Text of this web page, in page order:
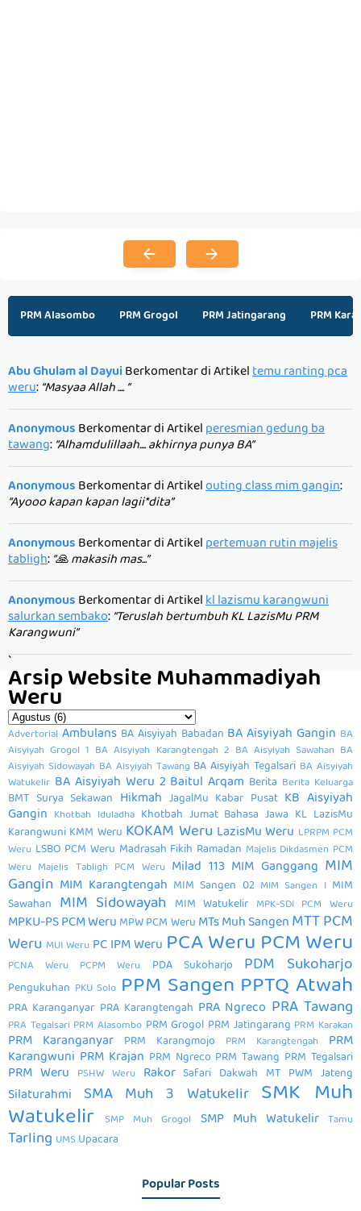
PRM Alasombo PRM Grogol PRM Jatingarang PRM
Abu Ghulam al DayuiBerkomentar di Artikeltemu ranting pca
weru:“Masyaa Allah .... ”
AnonymousBerkomentar di Artikelperesmian gedung ba
tawang:“Alhamdulillaah.... akhirnya punya BA”
AnonymousBerkomentar di Artikelouting class mim gangin:
“Ayooo kapan kapan lagii*dita”
AnonymousBerkomentar di Artikelpertemuan rutin majelis
tabligh:“🙏 makasih mas...”
AnonymousBerkomentar di Artikelkl lazismu karangwuni
salurkan sembako:“Teruslah bertumbuh KL LazisMu PRM
Karangwuni”
`
Arsip Website Muhammadiyah
Weru
Advertorial Ambulans BA Aisyiyah Babadan BA Aisyiyah Gangin BA
Aisyiyah Grogol 1 BA Aisyiyah Karangtengah 2 BA Aisyiyah Sawahan BA
Aisyiyah Sidowayah BA Aisyiyah Tawang BA Aisyiyah Tegalsari BA Aisyiyah
Watukelir BA Aisyiyah Weru 2 Baitul Arqam Berita Berita Keluarga
BMT Surya Sekawan Hikmah JagalMu Kabar Pusat KB Aisyiyah
Gangin Khotbah Iduladha Khotbah Jumat Bahasa Jawa KL LazisMu
Karangwuni KMM Weru KOKAM Weru LazisMu Weru LPRPM PCM
Weru LSBO PCM Weru Madrasah Fikih Ramadan Majelis Dikdasmen PCM
Weru Majelis Tabligh PCM Weru Milad 113 MIM Ganggang MIM
Gangin MIM Karangtengah MIM Sangen 02 MIM Sangen I MIM
Sawahan MIM Sidowayah MIM Watukelir MPK-SDI PCM Weru
MPKU-PS PCM Weru MPW PCM Weru MTs Muh SangenMTT PCM
Weru MUI Weru PC IPM Weru PCA Weru PCM Weru
PCNA Weru PCPM Weru PDA Sukoharjo PDM Sukoharjo
Pengukuhan PKU Solo PPM Sangen PPTQ Atwah
PRA Karanganyar PRA Karangtengah PRA Ngreco PRA Tawang
PRA Tegalsari PRM Alasombo PRM Grogol PRM Jatingarang PRM Karakan
PRM Karanganyar PRM Karangmojo PRM Karangtengah PRM
Karangwuni PRM Krajan PRM Ngreco PRM Tawang PRM Tegalsari
PRM Weru PSHW Weru Rakor Safari Dakwah MT PWM Jateng
Silaturahmi SMA Muh 3 Watukelir SMK Muh
Watukelir SMP Muh Grogol SMP Muh Watukelir Tamu
Tarling UMS Upacara
Popular Posts